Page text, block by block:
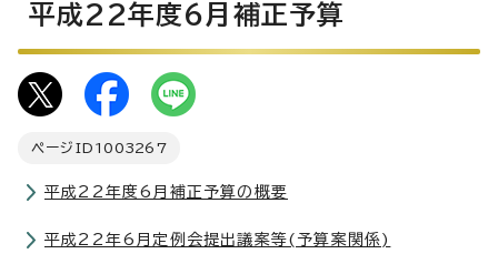
平成22年度6月補正予算
ページID 1003267
平成22年度6月補正予算の概要
平成22年6月定例会提出議案等(予算案関係)